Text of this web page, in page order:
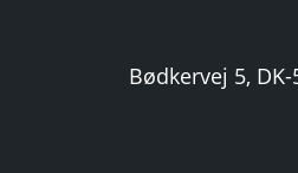
Bødkervej 5,